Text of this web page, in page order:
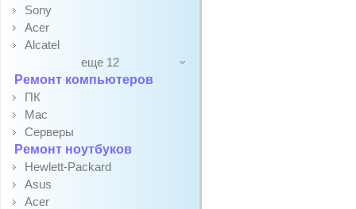
Sony
Acer
Alcatel
еще 12
Ремонт компьютеров
ПК
Mac
Серверы
Ремонт ноутбуков
Hewlett-Packard
Asus
Acer